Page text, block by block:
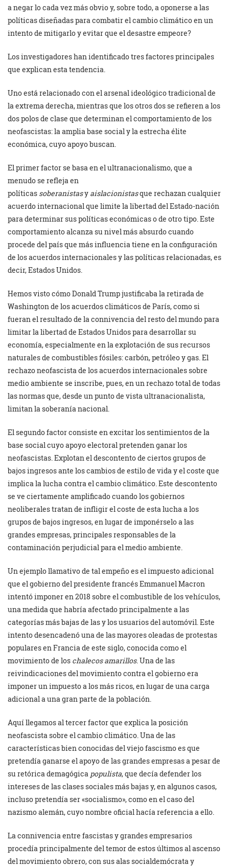
a negar lo cada vez más obvio y, sobre todo, a oponerse a las
políticas diseñadas para combatir el cambio climático en un
intento de mitigarlo y evitar que el desastre empeore?
Los investigadores han identificado tres factores principales
que explican esta tendencia.
Uno está relacionado con el arsenal ideológico tradicional de
la extrema derecha, mientras que los otros dos se refieren a los
dos polos de clase que determinan el comportamiento de los
neofascistas: la amplia base social y la estrecha élite
económica, cuyo apoyo buscan.
El primer factor se basa en el ultranacionalismo, que a
menudo se refleja en
políticas soberanistasy aislacionistasque rechazan cualquier
acuerdo internacional que limite la libertad del Estado-nación
para determinar sus políticas económicas o de otro tipo. Este
comportamiento alcanza su nivel más absurdo cuando
procede del país que más influencia tiene en la configuración
de los acuerdos internacionales y las políticas relacionadas, es
decir, Estados Unidos.
Hemos visto cómo Donald Trump justificaba la retirada de
Washington de los acuerdos climáticos de París, como si
fueran el resultado de la connivencia del resto del mundo para
limitar la libertad de Estados Unidos para desarrollar su
economía, especialmente en la explotación de sus recursos
naturales de combustibles fósiles: carbón, petróleo y gas. El
rechazo neofascista de los acuerdos internacionales sobre
medio ambiente se inscribe, pues, en un rechazo total de todas
las normas que, desde un punto de vista ultranacionalista,
limitan la soberanía nacional.
El segundo factor consiste en excitar los sentimientos de la
base social cuyo apoyo electoral pretenden ganar los
neofascistas. Explotan el descontento de ciertos grupos de
bajos ingresos ante los cambios de estilo de vida y el coste que
implica la lucha contra el cambio climático. Este descontento
se ve ciertamente amplificado cuando los gobiernos
neoliberales tratan de infligir el coste de esta lucha a los
grupos de bajos ingresos, en lugar de imponérselo a las
grandes empresas, principales responsables de la
contaminación perjudicial para el medio ambiente.
Un ejemplo llamativo de tal empeño es el impuesto adicional
que el gobierno del presidente francés Emmanuel Macron
intentó imponer en 2018 sobre el combustible de los vehículos,
una medida que habría afectado principalmente a las
categorías más bajas de las y los usuarios del automóvil. Este
intento desencadenó una de las mayores oleadas de protestas
populares en Francia de este siglo, conocida como el
movimiento de los chalecos amarillos. Una de las
reivindicaciones del movimiento contra el gobierno era
imponer un impuesto a los más ricos, en lugar de una carga
adicional a una gran parte de la población.
Aquí llegamos al tercer factor que explica la posición
neofascista sobre el cambio climático. Una de las
características bien conocidas del viejo fascismo es que
pretendía ganarse el apoyo de las grandes empresas a pesar de
su retórica demagógica populista, que decía defender los
intereses de las clases sociales más bajas y, en algunos casos,
incluso pretendía ser «socialismo», como en el caso del
nazismo alemán, cuyo nombre oficial hacía referencia a ello.
La connivencia entre fascistas y grandes empresarios
procedía principalmente del temor de estos últimos al ascenso
del movimiento obrero, con sus alas socialdemócrata y